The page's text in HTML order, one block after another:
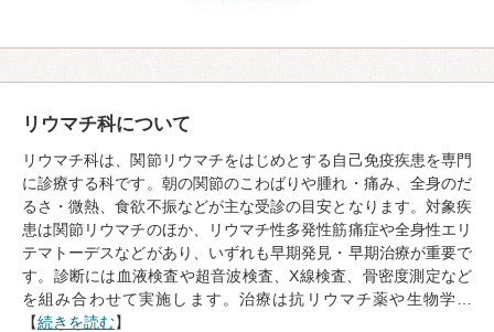
リウマチ科について
リウマチ科は、関節リウマチをはじめとする自己免疫疾患を専門
に診療する科です。朝の関節のこわばりや腫れ・痛み、全身のだ
るさ・微熱、食欲不振などが主な受診の目安となります。対象疾
患は関節リウマチのほか、リウマチ性多発性筋痛症や全身性エリ
テマトーデスなどがあり、いずれも早期発見・早期治療が重要で
す。診断には血液検査や超音波検査、X線検査、骨密度測定など
を組み合わせて実施します。治療は抗リウマチ薬や生物学…
【続きを読む】